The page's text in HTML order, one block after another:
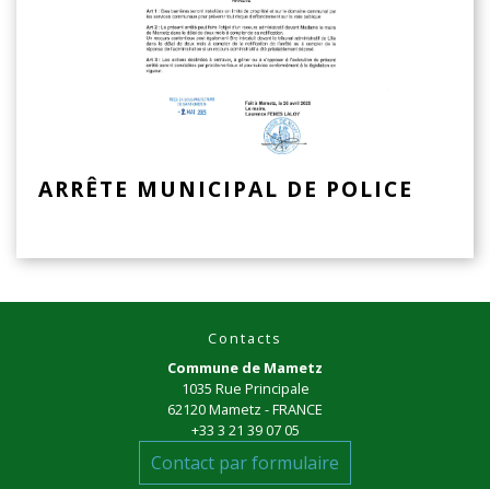
ARRÊTE MUNICIPAL DE POLICE
Contacts
Commune de Mametz
1035 Rue Principale
62120 Mametz - FRANCE
+33 3 21 39 07 05
Contact par formulaire